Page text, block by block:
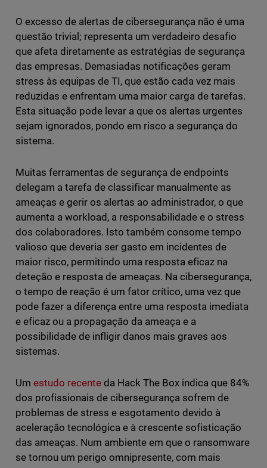
O excesso de alertas de cibersegurança não é uma
questão trivial; representa um verdadeiro desafio
que afeta diretamente as estratégias de segurança
das empresas. Demasiadas notificações geram
stress às equipas de TI, que estão cada vez mais
reduzidas e enfrentam uma maior carga de tarefas.
Esta situação pode levar a que os alertas urgentes
sejam ignorados, pondo em risco a segurança do
sistema.
Muitas ferramentas de segurança de endpoints
delegam a tarefa de classificar manualmente as
ameaças e gerir os alertas ao administrador, o que
aumenta a workload, a responsabilidade e o stress
dos colaboradores. Isto também consome tempo
valioso que deveria ser gasto em incidentes de
maior risco, permitindo uma resposta eficaz na
deteção e resposta de ameaças. Na cibersegurança,
o tempo de reação é um fator crítico, uma vez que
pode fazer a diferença entre uma resposta imediata
e eficaz ou a propagação da ameaça e a
possibilidade de infligir danos mais graves aos
sistemas.
Um estudo recenteda Hack The Box indica que 84%
dos profissionais de cibersegurança sofrem de
problemas de stress e esgotamento devido à
aceleração tecnológica e à crescente sofisticação
das ameaças. Num ambiente em que o ransomware
se tornou um perigo omnipresente, com mais